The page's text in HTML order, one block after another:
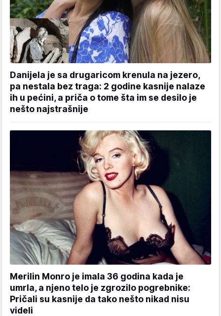
Danijela je sa drugaricom krenula na jezero,
pa nestala bez traga: 2 godine kasnije nalaze
ih u pećini, a priča o tome šta im se desilo je
nešto najstrašnije
Merilin Monro je imala 36 godina kada je
umrla, a njeno telo je zgrozilo pogrebnike:
Pričali su kasnije da tako nešto nikad nisu
videli